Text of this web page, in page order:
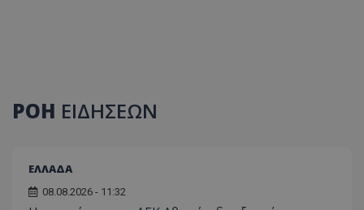
ΡΟΗ ΕΙΔΗΣΕΩΝ
ΕΛΛΑΔΑ
08.08.2026 - 11:32